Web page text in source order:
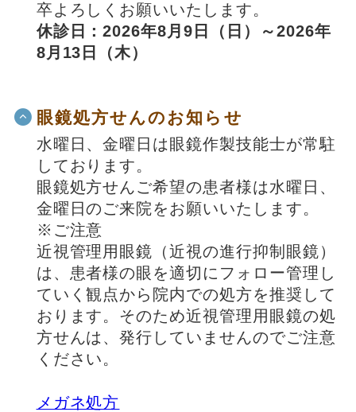
卒よろしくお願いいたします。
休診日：2026年8月9日（日）～2026年
8月13日（木）
眼鏡処方せんのお知らせ
水曜日、金曜日は眼鏡作製技能士が常駐
しております。
眼鏡処方せんご希望の患者様は水曜日、
金曜日のご来院をお願いいたします。
※ご注意
近視管理用眼鏡（近視の進行抑制眼鏡）
は、患者様の眼を適切にフォロー管理し
ていく観点から院内での処方を推奨して
おります。そのため近視管理用眼鏡の処
方せんは、発行していませんのでご注意
ください。
メガネ処方